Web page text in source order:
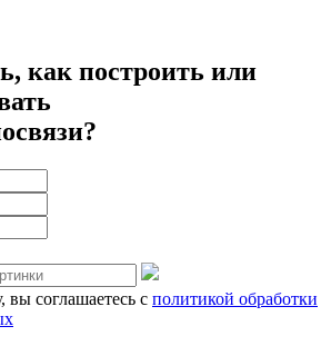
как построить или
вы соглашаетесь с политикой обработки